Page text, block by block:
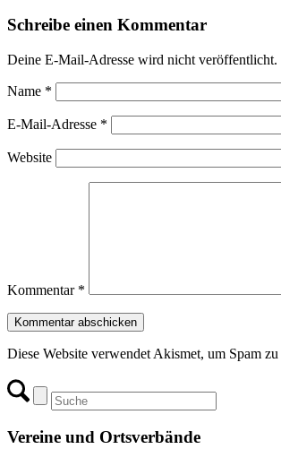
Schreibe einen Kommentar
Deine E-Mail-Adresse wird nicht veröffentlicht.
Name *
E-Mail-Adresse *
Website
Kommentar *
Diese Website verwendet Akismet, um Spam zu
Vereine und Ortsverbände